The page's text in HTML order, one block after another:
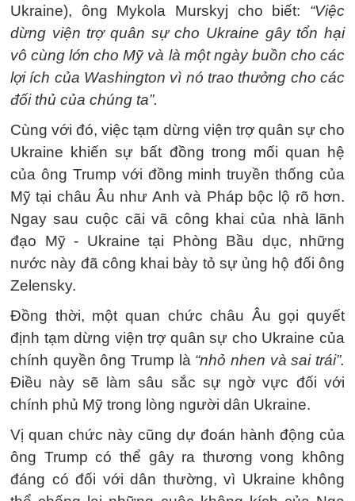
Ukraine), ông Mykola Murskyj cho biết: “Việc
dừng viện trợ quân sự cho Ukraine gây tổn hại
vô cùng lớn cho Mỹ và là một ngày buồn cho các
lợi ích của Washington vì nó trao thưởng cho các
đối thủ của chúng ta”.
Cùng với đó, việc tạm dừng viện trợ quân sự cho
Ukraine khiến sự bất đồng trong mối quan hệ
của ông Trump với đồng minh truyền thống của
Mỹ tại châu Âu như Anh và Pháp bộc lộ rõ hơn.
Ngay sau cuộc cãi vã công khai của nhà lãnh
đạo Mỹ - Ukraine tại Phòng Bầu dục, những
nước này đã công khai bày tỏ sự ủng hộ đối ông
Zelensky.
Đồng thời, một quan chức châu Âu gọi quyết
định tạm dừng viện trợ quân sự cho Ukraine của
chính quyền ông Trump là “nhỏ nhen và sai trái”.
Điều này sẽ làm sâu sắc sự ngờ vực đối với
chính phủ Mỹ trong lòng người dân Ukraine.
Vị quan chức này cũng dự đoán hành động của
ông Trump có thể gây ra thương vong không
đáng có đối với dân thường, vì Ukraine không